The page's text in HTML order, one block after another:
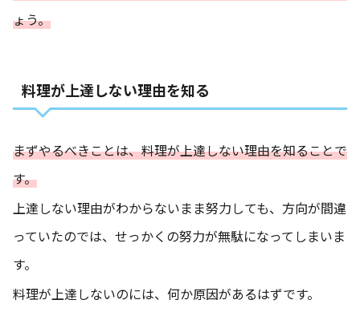
ょう。
料理が上達しない理由を知る
まずやるべきことは、料理が上達しない理由を知ることで
す。
上達しない理由がわからないまま努力しても、方向が間違
っていたのでは、せっかくの努力が無駄になってしまいま
す。
料理が上達しないのには、何か原因があるはずです。